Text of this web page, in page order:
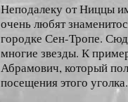
Неподалеку от Ниццы
очень любят
городке Сен-Тропе.
многие звезды. К
Абрамович, который
посещения этого уголка.